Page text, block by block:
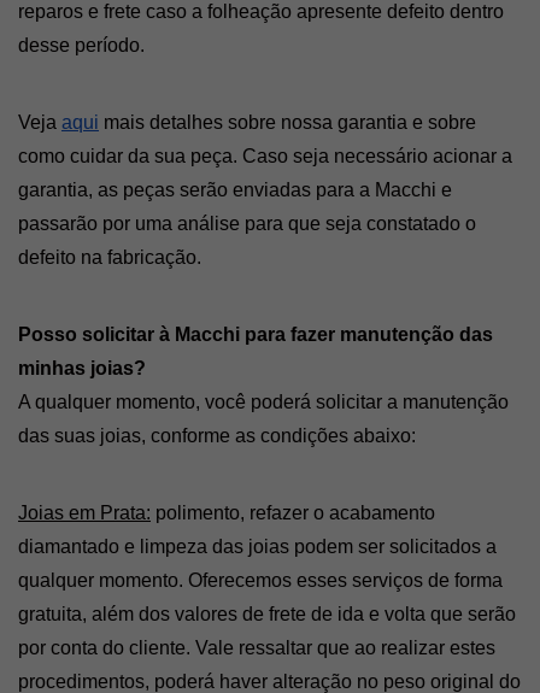
reparos e frete caso a folheação apresente defeito dentro
desse período.
Veja aqui mais detalhes sobre nossa garantia e sobre
como cuidar da sua peça. Caso seja necessário acionar a
garantia, as peças serão enviadas para a Macchi e
passarão por uma análise para que seja constatado o
defeito na fabricação.
Posso solicitar à Macchi para fazer manutenção das
minhas joias?
A qualquer momento, você poderá solicitar a manutenção
das suas joias, conforme as condições abaixo:
Joias em Prata: polimento, refazer o acabamento
diamantado e limpeza das joias podem ser solicitados a
qualquer momento. Oferecemos esses serviços de forma
gratuita, além dos valores de frete de ida e volta que serão
por conta do cliente. Vale ressaltar que ao realizar estes
procedimentos, poderá haver alteração no peso original do